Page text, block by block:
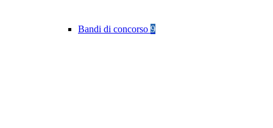
Bandi di concorso 9